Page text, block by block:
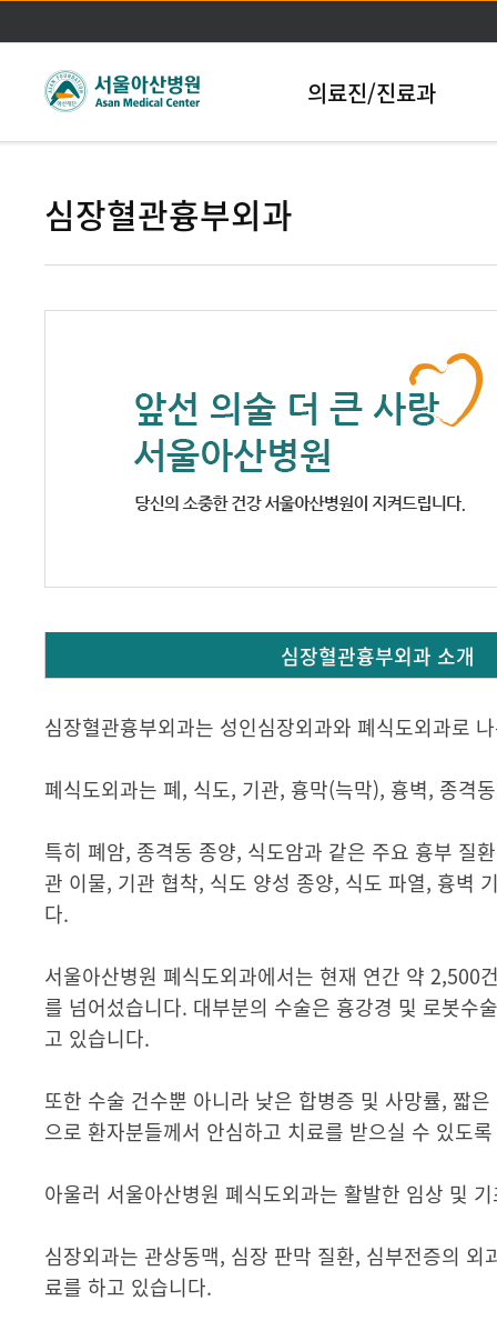
본문바로가기
의료진/진료과
심장혈관흉부외과
심장혈관흉부외과 소개
심장혈관흉부외과는 성인심장외과와 폐식도외과로
폐식도외과는 폐, 식도, 기관, 흉막(늑막), 흉벽, 종격
특히 폐암, 종격동 종양, 식도암과 같은 주요 흉부 질
관 이물, 기관 협착, 식도 양성 종양, 식도 파열, 흉벽
다.
서울아산병원 폐식도외과에서는 현재 연간 약
를 넘어섰습니다. 대부분의 수술은 흉강경 및 로봇수
고 있습니다.
또한 수술 건수뿐 아니라 낮은 합병증 및 사망률, 짧
으로 환자분들께서 안심하고 치료를 받으실 수 있도
아울러 서울아산병원 폐식도외과는 활발한 임상 및
심장외과는 관상동맥, 심장 판막 질환, 심부전증의
료를 하고 있습니다.